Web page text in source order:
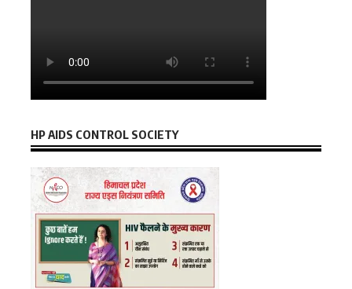
HP AIDS CONTROL SOCIETY